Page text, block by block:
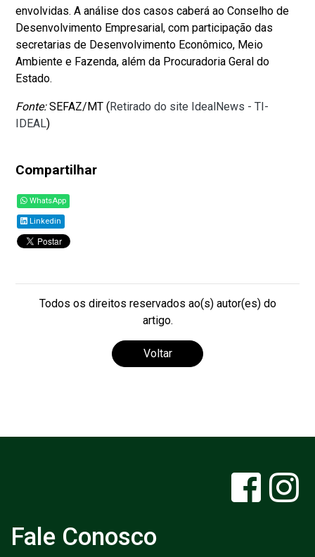
envolvidas. A análise dos casos caberá ao Conselho de
Desenvolvimento Empresarial, com participação das
secretarias de Desenvolvimento Econômico, Meio
Ambiente e Fazenda, além da Procuradoria Geral do
Estado.
Fonte:SEFAZ/MT (Retirado do site IdealNews - TI-
IDEAL)
Compartilhar
WhatsApp
Linkedin
Todos os direitos reservados ao(s) autor(es) do
artigo.
Voltar
Fale Conosco